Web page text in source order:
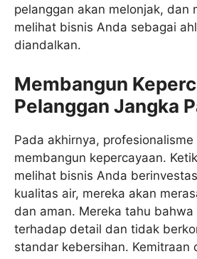
pelanggan akan melonjak, dan
melihat bisnis Anda sebagai
diandalkan.
Membangun
Pelanggan Jangka
Pada akhirnya,
membangun kepercayaan.
melihat bisnis Anda
kualitas air, mereka akan
dan aman. Mereka tahu
terhadap detail dan tidak
standar kebersihan. Kemitraan